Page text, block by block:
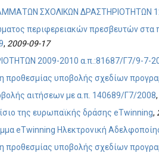
ΣΧΟΛΙΚΩΝ ΔΡΑΣΤΗΡΙΟΤΗΤΩΝ
περιφερειακών πρεσβευτών στα
, 2009-09-17
2009-2010 α.π.:81687/Γ7/9-7-
προθεσμίας υποβολής σχεδίων
αιτήσεων με α.π. 140689/Γ7/2008,
της ευρωπαϊκής δράσης eTwinning,
eTwinning Ηλεκτρονική
προθεσμίας υποβολής σχεδίων